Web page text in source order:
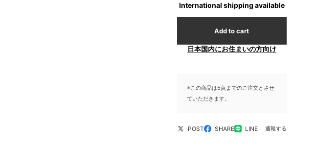
International shipping available
Add to cart
日本国内にお住まいの方向け
※この商品は5点までのご注文とさせ
ていただきます。
POST SHARE LINE 通報する